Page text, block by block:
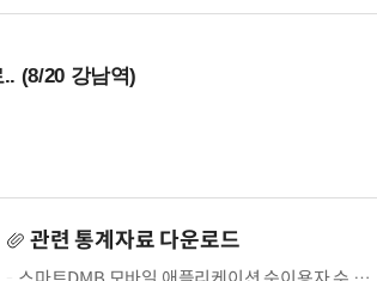
(8/20 강남역)
관련 통계자료 다운로드